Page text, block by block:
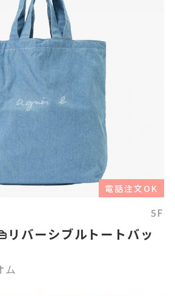
電話注文OK
5F
リバーシブルトートバッ
ム